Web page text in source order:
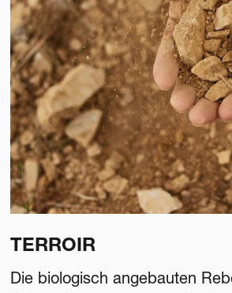
TERROIR
Die biologisch angebauten